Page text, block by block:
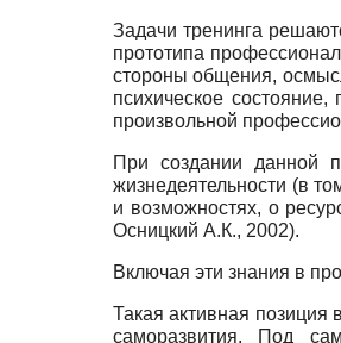
Задачи тренинга
прототипа
стороны общения,
психическое
произвольной
При создании данной
жизнедеятельности (в
и возможностях, о
Осницкий А.К., 2002).
Включая эти знания в
Такая активная позиция
саморазвития. Под